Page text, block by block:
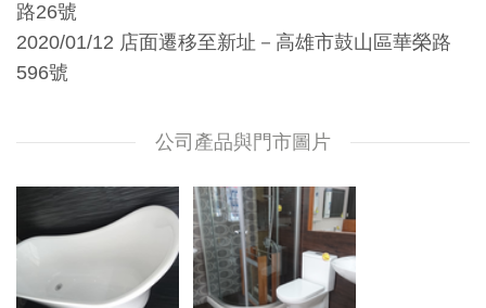
路26號
2020/01/12 店面遷移至新址－高雄市鼓山區華榮路
596號
公司產品與門市圖片